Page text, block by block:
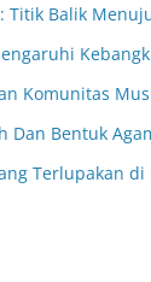
Titik Balik
Komunitas
Dan Bentuk
Terlupakan